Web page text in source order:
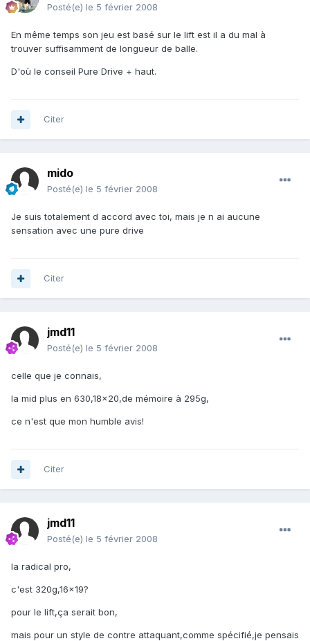
Posté(e) le 5 février 2008
En même temps son jeu est basé sur le lift est il a du mal à
trouver suffisamment de longueur de balle.
D'où le conseil Pure Drive + haut.
Citer
mido
Posté(e) le 5 février 2008
Je suis totalement d accord avec toi, mais je n ai aucune
sensation avec une pure drive
Citer
jmd11
Posté(e) le 5 février 2008
celle que je connais,
la mid plus en 630,18x20,de mémoire à 295g,
ce n'est que mon humble avis!
Citer
jmd11
Posté(e) le 5 février 2008
la radical pro,
c'est 320g,16x19?
pour le lift,ça serait bon,
mais pour un style de contre attaquant,comme spécifié,je pensais